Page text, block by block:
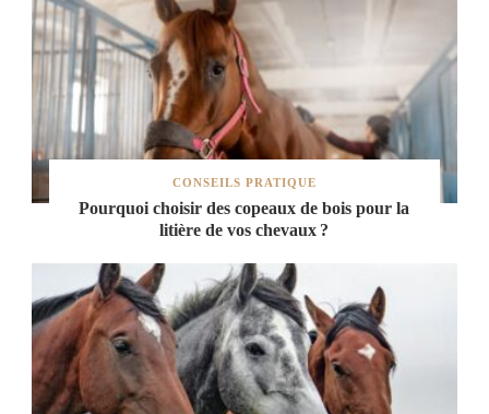
CONSEILS PRATIQUE
Pourquoi choisir des copeaux de bois pour la
litière de vos chevaux ?